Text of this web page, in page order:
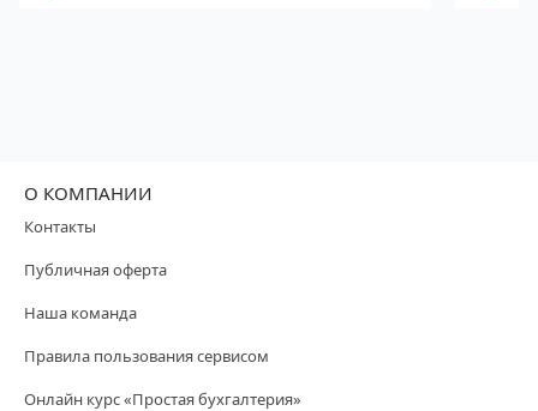
О КОМПАНИИ
Контакты
Публичная оферта
Наша команда
Правила пользования сервисом
Онлайн курс «Простая бухгалтерия»